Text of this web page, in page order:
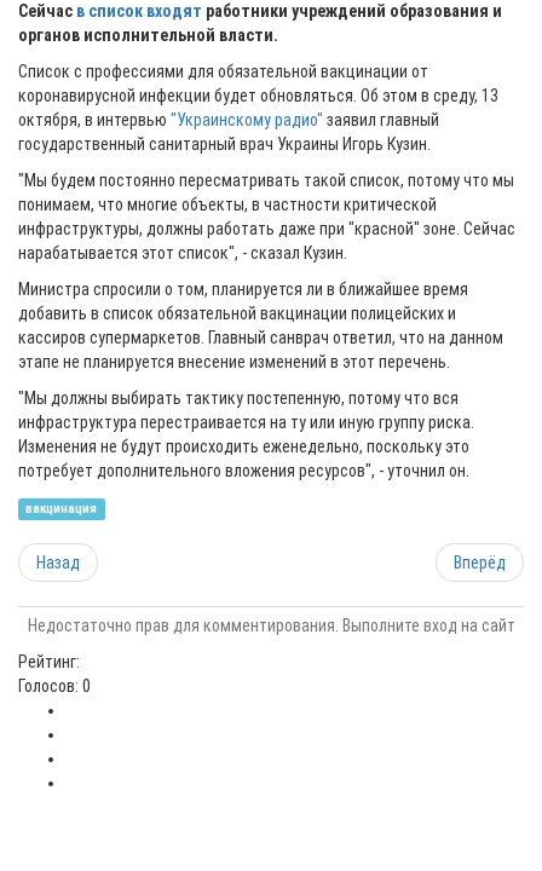
Сейчас в список входят работники учреждений образования и
органов исполнительной власти.
Список с профессиями для обязательной вакцинации от
коронавирусной инфекции будет обновляться. Об этом в среду, 13
октября, в интервью "Украинскому радио" заявил главный
государственный санитарный врач Украины Игорь Кузин.
"Мы будем постоянно пересматривать такой список, потому что мы
понимаем, что многие объекты, в частности критической
инфраструктуры, должны работать даже при "красной" зоне. Сейчас
нарабатывается этот список", - сказал Кузин.
Министра спросили о том, планируется ли в ближайшее время
добавить в список обязательной вакцинации полицейских и
кассиров супермаркетов. Главный санврач ответил, что на данном
этапе не планируется внесение изменений в этот перечень.
"Мы должны выбирать тактику постепенную, потому что вся
инфраструктура перестраивается на ту или иную группу риска.
Изменения не будут происходить еженедельно, поскольку это
потребует дополнительного вложения ресурсов", - уточнил он.
вакцинация
Назад Вперёд
Недостаточно прав для комментирования. Выполните вход на сайт
Рейтинг:
Голосов: 0